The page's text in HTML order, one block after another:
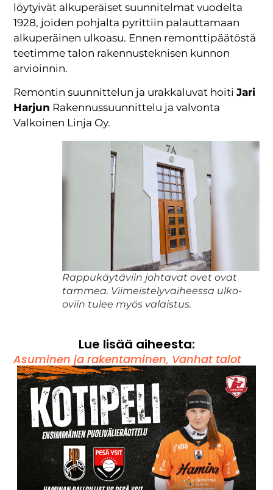
löytyivät alkuperäiset suunnitelmat vuodelta
1928, joiden pohjalta pyrittiin palauttamaan
alkuperäinen ulkoasu. Ennen remonttipäätöstä
teetimme talon rakennusteknisen kunnon
arvioinnin.
Remontin suunnittelun ja urakkaluvat hoitiJari
Harjun Rakennussuunnittelu ja valvonta
Valkoinen Linja Oy.
Rappukäytäviin johtavat ovet ovat
tammea. Viimeistelyvaiheessa ulko-
oviin tulee myös valaistus.
Lue lisää aiheesta:
Asuminen ja rakentaminen, Vanhat talot